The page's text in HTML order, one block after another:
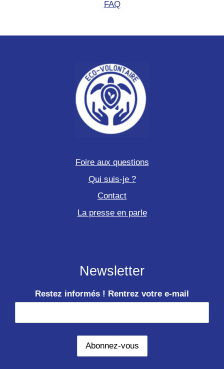
FAQ
Foire aux questions
Qui suis-je ?
Contact
La presse en parle
Newsletter
Restez informés ! Rentrez votre e-mail